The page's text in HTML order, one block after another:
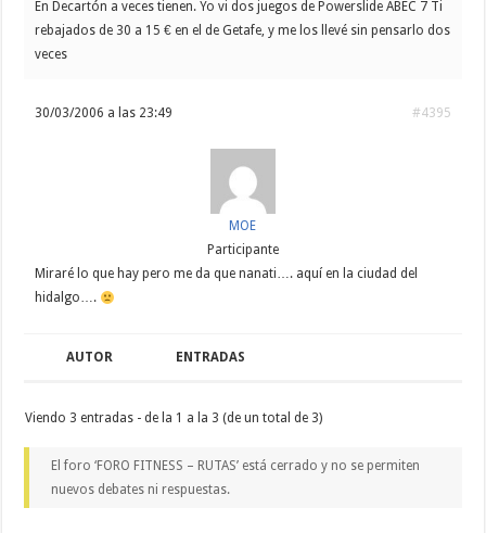
En Decartón a veces tienen. Yo vi dos juegos de Powerslide ABEC 7 Ti
rebajados de 30 a 15 € en el de Getafe, y me los llevé sin pensarlo dos
veces
30/03/2006 a las 23:49 #4395
MOE
Participante
Miraré lo que hay pero me da que nanati…. aquí en la ciudad del
hidalgo….
AUTOR ENTRADAS
Viendo 3 entradas - de la 1 a la 3 (de un total de 3)
El foro ‘FORO FITNESS – RUTAS’ está cerrado y no se permiten
nuevos debates ni respuestas.